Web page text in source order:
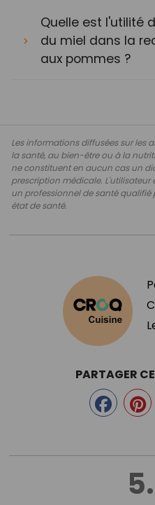
Quelle est l'utilité
du miel dans la
aux pommes ?
Les informations diffusées sur les
la santé, au bien-être ou à la
ne constituent en aucun cas un
prescription médicale.
un professionnel de santé
état de santé.
PARTAGER